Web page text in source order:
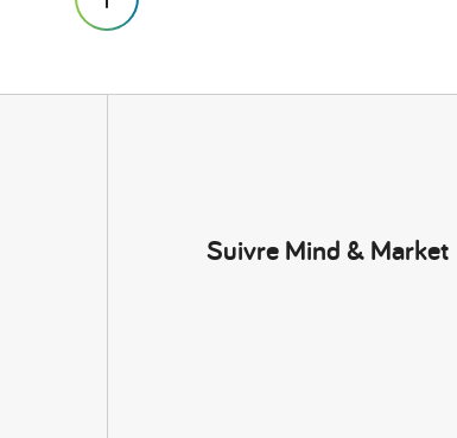
Suivre Mind & Market